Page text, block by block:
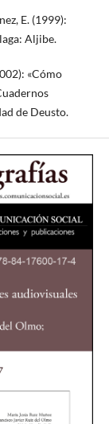
E. (1999):
Aljibe.
«Cómo
de Deusto.